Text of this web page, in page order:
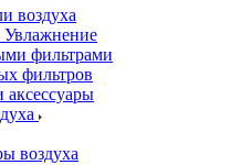
воздуха
Увлажнение
фильтрами
фильтров
воздуха